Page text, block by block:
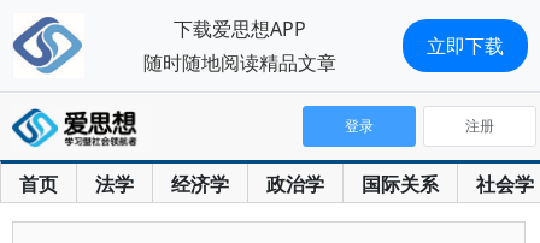
首页 法学 经济学 政治学 国际关系 社会学
登录 注册
下载爱思想APP
随时随地阅读精品文章
立即下载